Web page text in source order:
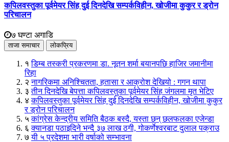
कपिलवस्तुका पूर्वमेयर सिंह दुई दिनदेखि सम्पर्कविहीन, खोजीमा कुकुर र ड्रोन
परिचालन
७ घण्टा अगाडि
ताजा समाचार लोकप्रिय
१ डिम्ब तस्करी प्रकरणमा डा. नूतन शर्मा बयानपछि हाजिर जमानीमा
रिहा
२ नागरिकमा अनिश्चितता, हतासा र आक्रोश देखियो : गगन थापा
३ तीन दिनदेखि बेपत्ता कपिलवस्तुका पूर्वमेयर सिंह जंगलमा मृत भेटिए
४ कपिलवस्तुका पूर्वमेयर सिंह दुई दिनदेखि सम्पर्कविहीन, खोजीमा कुकुर
र ड्रोन परिचालन
५ कांग्रेस केन्द्रीय समिति बैठक बस्दै, यस्ता छन् छलफलका एजेन्डा
६ क्यानडा पठाइदिने भन्दै ३७ लाख ठगी, गोकर्णेश्वरबाट दुलाल पक्राउ
७ यी ५ प्रदेशमा भारी वर्षाको सम्भावना